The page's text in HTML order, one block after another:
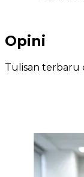
Opini
Tulisan terbaru